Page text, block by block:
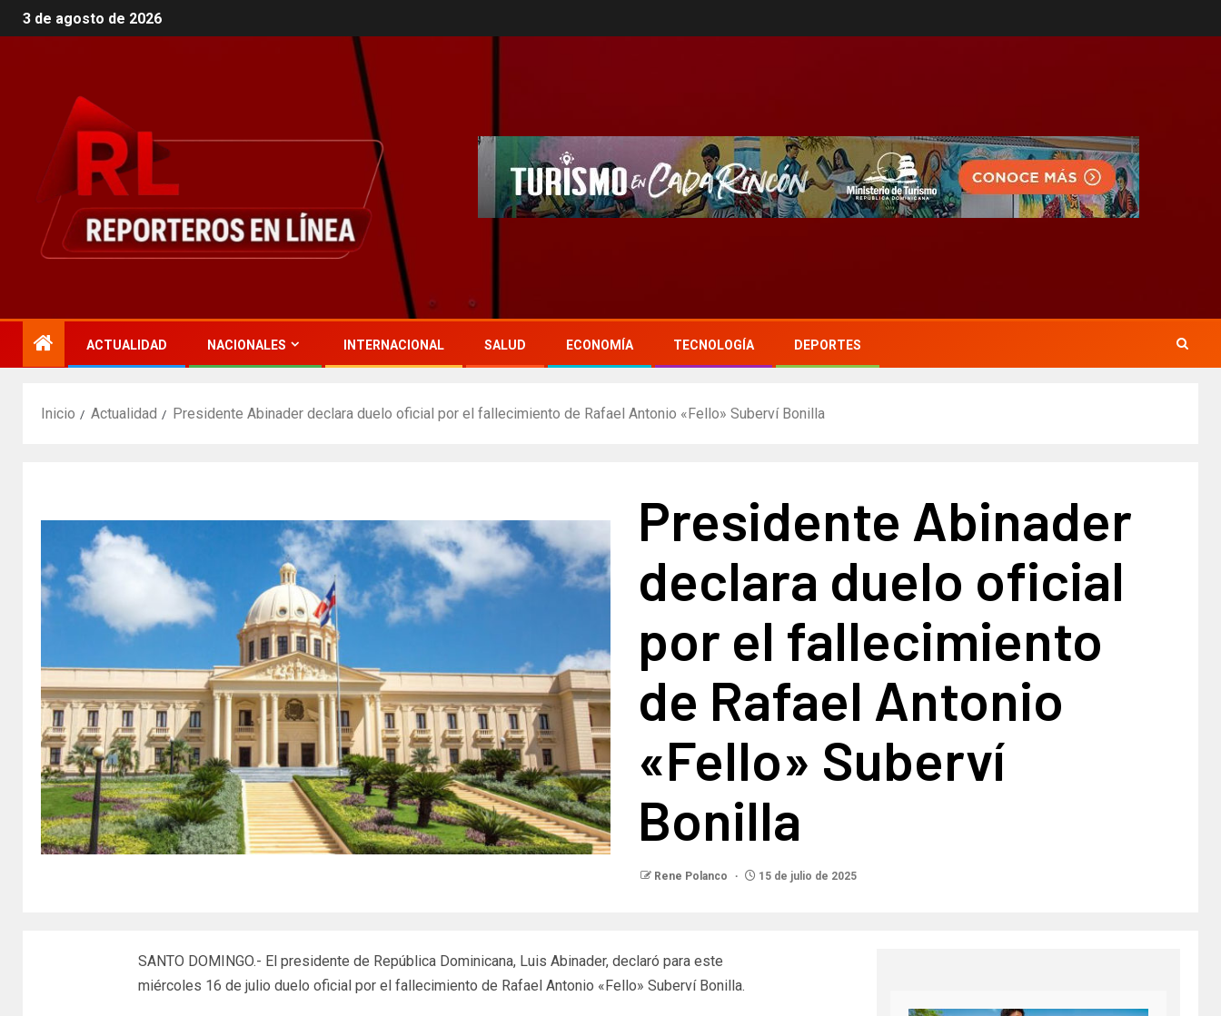
3 de agosto de 2026
ACTUALIDAD NACIONALES INTERNACIONAL SALUD ECONOMÍA TECNOLOGÍA DEPORTES
Inicio Actualidad Presidente Abinader declara duelo oficial por el fallecimiento de Rafael Antonio «Fello» Suberví Bonilla
Presidente Abinader
declara duelo oficial
por el fallecimiento
de Rafael Antonio
«Fello» Suberví
Bonilla
Rene Polanco 15 de julio de 2025
SANTO DOMINGO.- El presidente de República Dominicana, Luis Abinader, declaró para este
miércoles 16 de julio duelo oficial por el fallecimiento de Rafael Antonio «Fello» Suberví Bonilla.